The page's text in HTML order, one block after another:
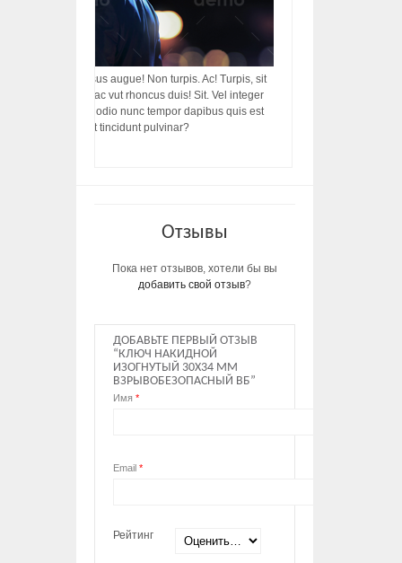
integer! Risus augue! Non turpis. Ac! Turpis, sit
rhoncus porttitor ac vut rhoncus duis! Sit. Vel integer
ut diam porttitor odio nunc tempor dapibus quis est
dictumst, vel amet tincidunt pulvinar?
Отзывы
Пока нет отзывов, хотели бы вы
добавить свой отзыв?
ДОБАВЬТЕ ПЕРВЫЙ ОТЗЫВ
“КЛЮЧ НАКИДНОЙ
ИЗОГНУТЫЙ 30Х34 ММ
ВЗРЫВОБЕЗОПАСНЫЙ ВБ”
Имя *
Email *
Рейтинг